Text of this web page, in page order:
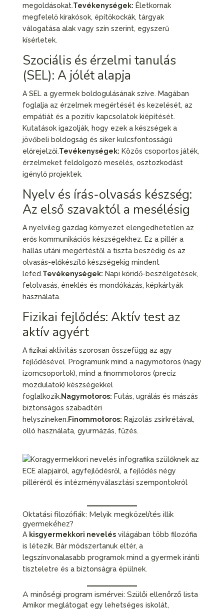
megoldásokat.Tevékenységek: Életkornak
megfelelő kirakósok, építőkockák, tárgyak
válogatása alak vagy szín szerint, egyszerű
kísérletek.
Szociális és érzelmi tanulás
(SEL): A jólét alapja
A SEL a gyermek boldogulásának szíve. Magában
foglalja az érzelmek megértését és kezelését, az
empátiát és a pozitív kapcsolatok kiépítését.
Kutatások igazolják, hogy ezek a készségek a
jövőbeli boldogság és siker kulcsfontosságú
előrejelzői.Tevékenységek: Közös csoportos játék,
érzelmeket feldolgozó mesélés, osztozkodást
igénylő projektek.
Nyelv és írás-olvasás készség:
Az első szavaktól a mesélésig
A nyelvileg gazdag környezet elengedhetetlen az
erős kommunikációs készségekhez. Ez a pillér a
hallás utáni megértéstől a tiszta beszédig és az
olvasás-előkészítő készségekig mindent
lefed.Tevékenységek: Napi köridő-beszélgetések,
felolvasás, éneklés és mondókázás, képkártyák
használata.
Fizikai fejlődés: Aktív test az
aktív agyért
A fizikai aktivitás szorosan összefügg az agy
fejlődésével. Programunk mind a nagymotoros (nagy
izomcsoportok), mind a finommotoros (precíz
mozdulatok) készségekkel
foglalkozik.Nagymotoros: Futás, ugrálás és mászás
biztonságos szabadtéri
helyszíneken. Finommotoros: Rajzolás zsírkrétával,
olló használata, gyurmázás, fűzés.
Oktatási filozófiák: Melyik megközelítés illik
gyermekéhez?
A kisgyermekkori nevelésvilágában több filozófia
is létezik. Bár módszertanuk eltér, a
legszínvonalasabb programok mind a gyermek iránti
tiszteletre és a biztonságra épülnek.
A minőségi program ismérvei: Szülői ellenőrző lista
Amikor meglátogat egy lehetséges iskolát,